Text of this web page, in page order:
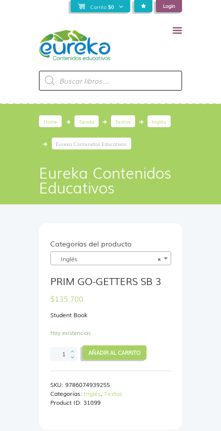
Carrito $0 Login
Búsqueda
de
productos
Home Tienda Textos Inglés
Eureka Contenidos Educativos
Eureka Contenidos
Educativos
Categorías del producto
×
Inglés
PRIM GO-GETTERS SB 3
$135.700
Student Book
Hay existencias
PRIM
GETTERS
3
cantidad
AÑADIR AL CARRITO
SKU: 9786074939255
Categorías: Inglés, Textos
Product ID: 31099